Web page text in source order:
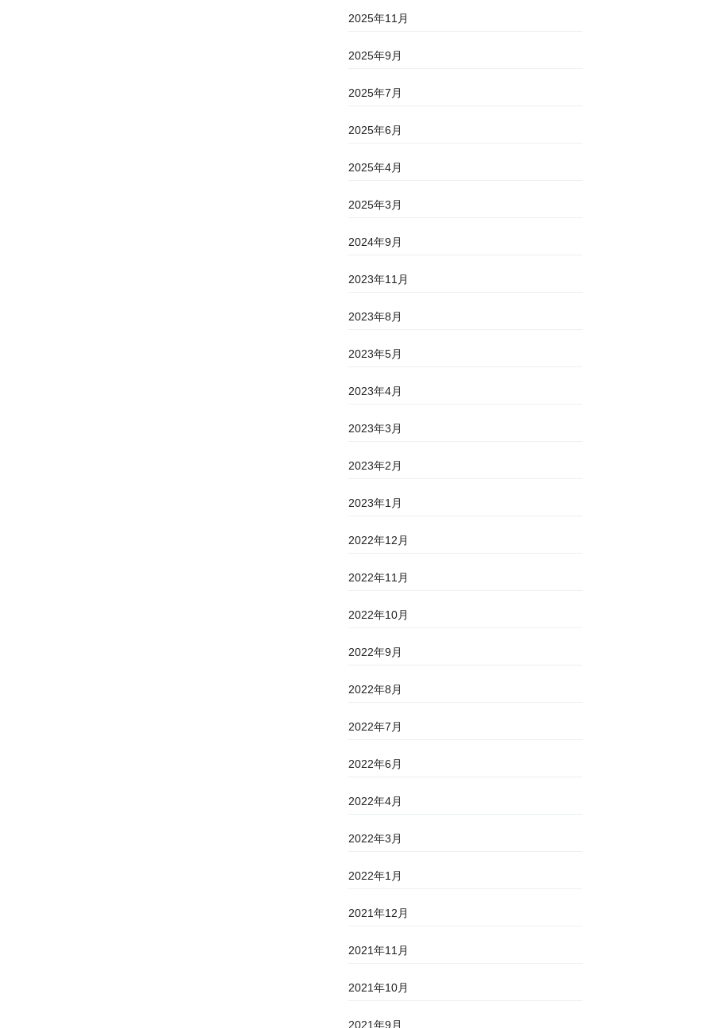
2025年11月
2025年9月
2025年7月
2025年6月
2025年4月
2025年3月
2024年9月
2023年11月
2023年8月
2023年5月
2023年4月
2023年3月
2023年2月
2023年1月
2022年12月
2022年11月
2022年10月
2022年9月
2022年8月
2022年7月
2022年6月
2022年4月
2022年3月
2022年1月
2021年12月
2021年11月
2021年10月
2021年9月